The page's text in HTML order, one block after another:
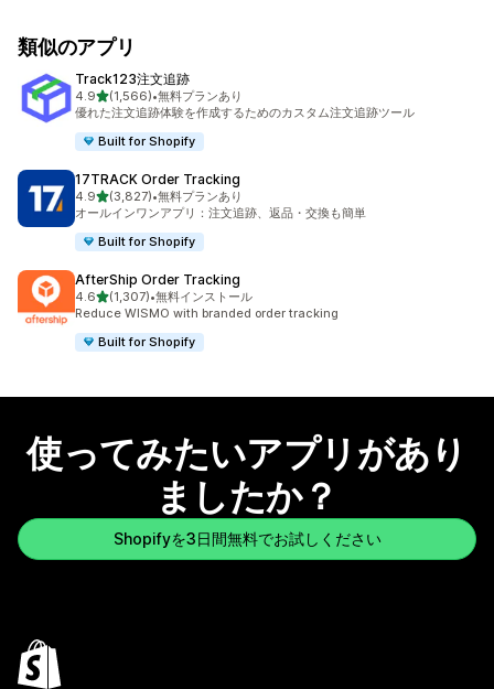
類似のアプリ
Track123注文追跡
4.95つ星中
(1,566)
合計レビュー数：1566件
•無料プランあり
優れた注文追跡体験を作成するためのカスタム注文追跡ツール
Built for Shopify
17TRACK Order Tracking
4.95つ星中
(3,827)
合計レビュー数：3827件
•無料プランあり
オールインワンアプリ：注文追跡、返品・交換も簡単
Built for Shopify
AfterShip Order Tracking
4.65つ星中
(1,307)
合計レビュー数：1307件
•無料インストール
Reduce WISMO with branded order tracking
Built for Shopify
使ってみたいアプリがあり
ましたか？
Shopifyを3日間無料でお試しください